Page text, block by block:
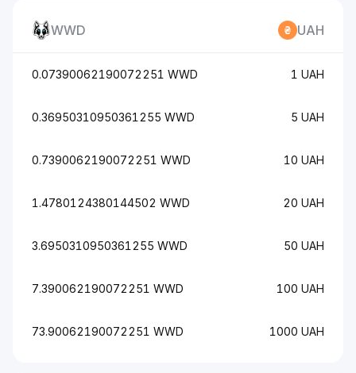
WWD UAH
0.07390062190072251 WWD 1 UAH
0.36950310950361255 WWD 5 UAH
0.7390062190072251 WWD 10 UAH
1.4780124380144502 WWD 20 UAH
3.6950310950361255 WWD 50 UAH
7.390062190072251 WWD 100 UAH
73.90062190072251 WWD 1000 UAH